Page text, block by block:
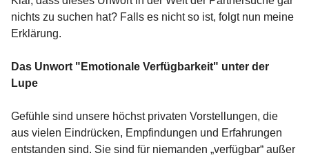
nichts zu suchen hat? Falls es nicht so ist, folgt nun meine
Erklärung.
Das Unwort "Emotionale Verfügbarkeit" unter der
Lupe
Gefühle sind unsere höchst privaten Vorstellungen, die
aus vielen Eindrücken, Empfindungen und Erfahrungen
entstanden sind. Sie sind für niemanden „verfügbar“ außer